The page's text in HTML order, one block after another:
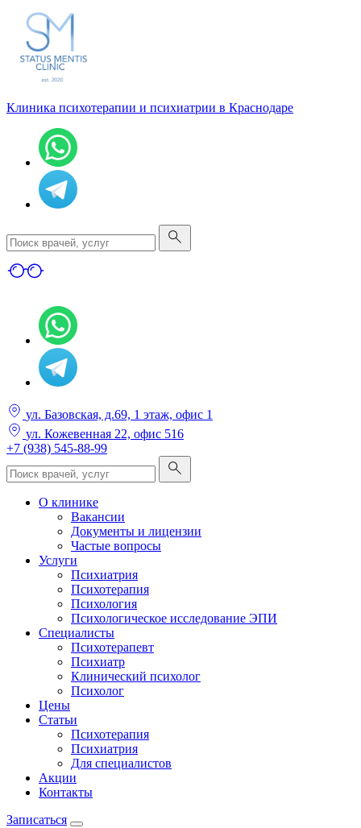
Клиника психотерапии и психиатрии в Краснодаре
ул. Базовская, д.69, 1 этаж, офис 1
ул. Кожевенная 22, офис 516
+7 (938) 545-88-99
О клинике
Вакансии
Документы и лицензии
Частые вопросы
Услуги
Психиатрия
Психотерапия
Психология
Психологическое исследование ЭПИ
Специалисты
Психотерапевт
Психиатр
Клинический психолог
Психолог
Цены
Статьи
Психотерапия
Психиатрия
Для специалистов
Акции
Контакты
Записаться